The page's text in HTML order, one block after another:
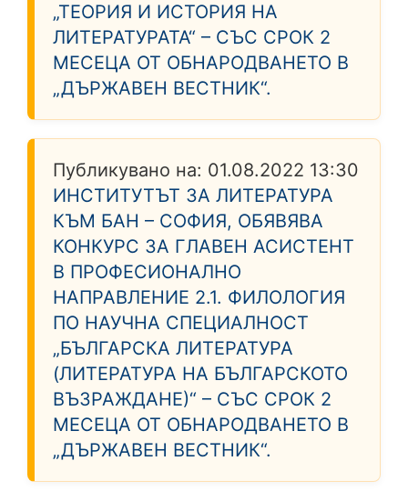
„ТЕОРИЯ И ИСТОРИЯ НА
ЛИТЕРАТУРАТА“ – СЪС СРОК 2
МЕСЕЦА ОТ ОБНАРОДВАНЕТО В
„ДЪРЖАВЕН ВЕСТНИК“.
Публикувано на: 01.08.2022 13:30
ИНСТИТУТЪТ ЗА ЛИТЕРАТУРА
КЪМ БАН – СОФИЯ, ОБЯВЯВА
КОНКУРС ЗА ГЛАВЕН АСИСТЕНТ
В ПРОФЕСИОНАЛНО
НАПРАВЛЕНИЕ 2.1. ФИЛОЛОГИЯ
ПО НАУЧНА СПЕЦИАЛНОСТ
„БЪЛГАРСКА ЛИТЕРАТУРА
(ЛИТЕРАТУРА НА БЪЛГАРСКОТО
ВЪЗРАЖДАНЕ)“ – СЪС СРОК 2
МЕСЕЦА ОТ ОБНАРОДВАНЕТО В
„ДЪРЖАВЕН ВЕСТНИК“.